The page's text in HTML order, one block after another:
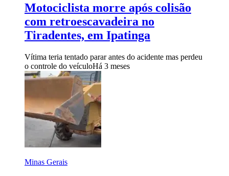
Motociclista morre após colisão
com retroescavadeira no
Tiradentes, em Ipatinga
Vítima teria tentado parar antes do acidente mas perdeu
o controle do veículoHá 3 meses
Minas Gerais